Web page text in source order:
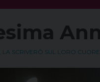
SCRIVERÒ SUL LORO